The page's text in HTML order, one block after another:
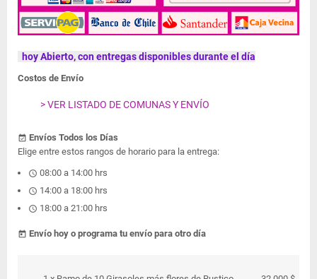
hoy Abierto, con entregas disponibles durante el día
Costos de Envío
> VER LISTADO DE COMUNAS Y ENVÍO
event_available Envíos Todos los Días
Elige entre estos rangos de horario para la entrega:
schedule 08:00 a 14:00 hrs
schedule 14:00 a 18:00 hrs
schedule 18:00 a 21:00 hrs
today Envío hoy o programa tu envío para otro día